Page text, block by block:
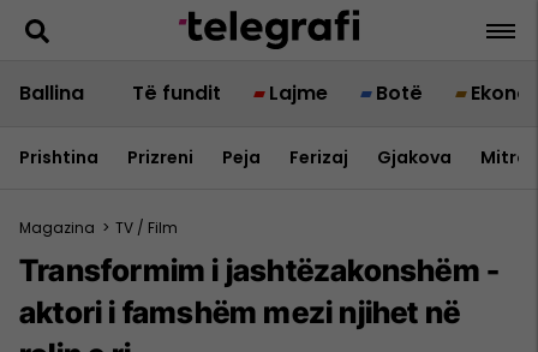
Ballina Të fundit Lajme Botë
Prishtina Prizreni Peja Ferizaj Gjakova
Magazina > TV / Film
Transformim i jashtëzakonshëm -
aktori i famshëm mezi njihet në